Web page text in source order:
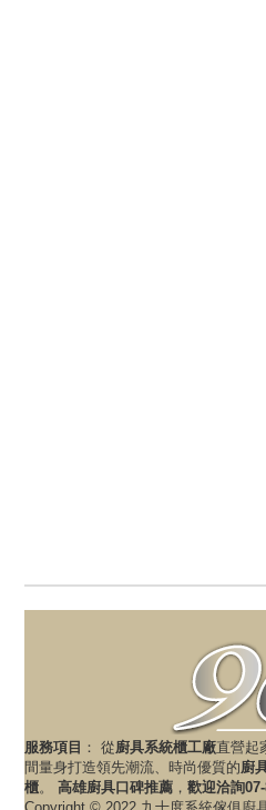
服務項目 ： 從廚具系統櫃工廠直營起
間量身打造領先潮流、時尚優質的廚
櫃。 高雄廚具口碑推薦 ， 歡迎洽詢